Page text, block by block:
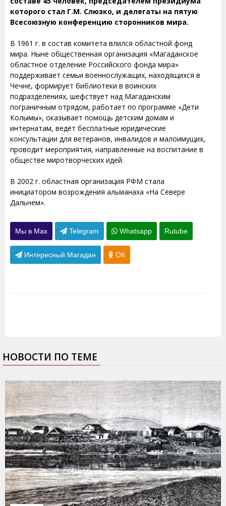
которого стал Г.М. Слюзко, и делегаты на пятую
Всесоюзную конференцию сторонников мира.
В 1961 г. в состав комитета влился областной фонд
мира. Ныне общественная организация «Магаданское
областное отделение Российского фонда мира»
поддерживает семьи военнослужащих, находящихся в
Чечне, формирует библиотеки в воинских
подразделениях, шефствует над Магаданским
пограничным отрядом, работает по программе «Дети
Колымы», оказывает помощь детским домам и
интернатам, ведёт бесплатные юридические
консультации для ветеранов, инвалидов и малоимущих,
проводит мероприятия, направленные на воспитание в
обществе миротворческих идей.
В 2002 г. областная организация РФМ стала
инициатором возрождения альманаха «На Севере
Дальнем».
Мы в Max Telegram Whatsapp Rutube
Интересный Магадан ОК
НОВОСТИ ПО ТЕМЕ